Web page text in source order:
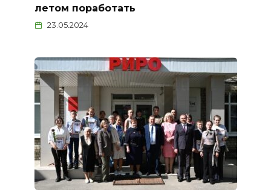
летом поработать
23.05.2024